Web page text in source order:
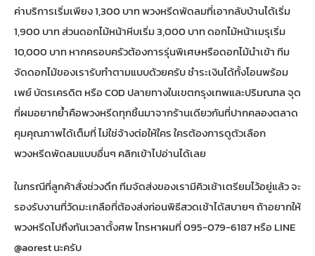
ค่าบริการเริ่มเพียง 1,300 บาท พวงหรีดพัดลมที่เอากลับบ้านได้เริ่ม
1,900 บาท ส่วนดอกไม้หน้าหีบเริ่ม 3,000 บาท ดอกไม้หน้าเมรุเริ่ม
10,000 บาท หากครอบครัวต้องการรุ่นพิเศษหรือดอกไม้นำเข้า ทีม
จัดดอกไม้ของเรารับทำตามแบบด้วยครับ ชำระเงินได้ทั้งโอนพร้อม
เพย์ บัตรเครดิต หรือ COD ปลายทางในเขตกรุงเทพและปริมณฑล จุด
ที่ผมอยากย้ำคือพวงหรีดทุกชิ้นมาจากร้านเดียวกันที่ปากคลองตลาด
คุมคุณภาพได้เต็มที่ ไม่ใช่จ้างต่อให้ใคร ใครต้องการดูตัวเลือก
พวงหรีดพัดลมแบบอื่นๆ คลิกเข้าไปอ่านได้เลย
ในกรณีที่ลูกค้าสั่งช่วงดึก ทีมจัดส่งของเรามีคิวเช้าเตรียมไว้อยู่แล้ว จะ
รองรับงานที่วัดมะเกลือที่ต้องส่งก่อนพิธีสวดเช้าได้สบายๆ ถ้าอยากให้
พวงหรีดไปถึงทันเวลาตั้งศพ โทรหาผมที่ 095-079-6187 หรือ LINE
@aorest นะครับ